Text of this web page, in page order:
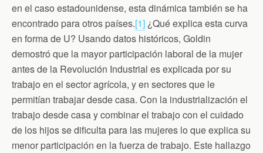
en el caso estadounidense, esta dinámica también se ha
encontrado para otros países.[1] ¿Qué explica esta curva
en forma de U? Usando datos históricos, Goldin
demostró que la mayor participación laboral de la mujer
antes de la Revolución Industrial es explicada por su
trabajo en el sector agrícola, y en sectores que le
permitían trabajar desde casa. Con la industrialización el
trabajo desde casa y combinar el trabajo con el cuidado
de los hijos se dificulta para las mujeres lo que explica su
menor participación en la fuerza de trabajo. Este hallazgo